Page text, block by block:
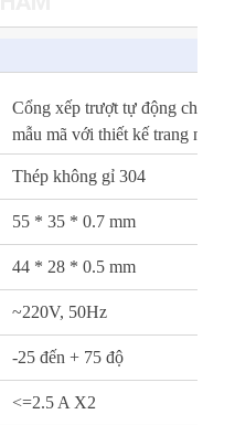
Cổng xếp trượt tự động cho cơ
mẫu mã với thiết kế trang nhã
Thép không gỉ 304
55 * 35 * 0.7 mm
44 * 28 * 0.5 mm
~220V, 50Hz
-25 đến + 75 độ
<=2.5 A X2